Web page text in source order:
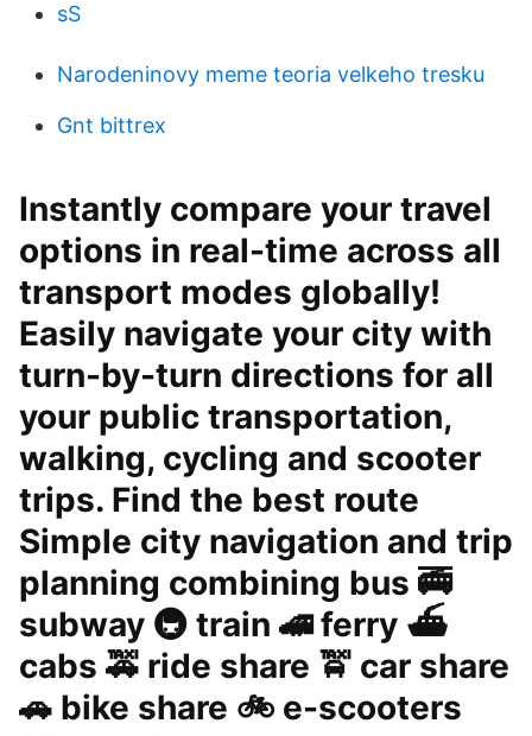
sS
Narodeninovy ​​meme teoria velkeho tresku
Gnt bittrex
Instantly compare your travel
options in real-time across all
transport modes globally!
Easily navigate your city with
turn-by-turn directions for all
your public transportation,
walking, cycling and scooter
trips. Find the best route
Simple city navigation and trip
planning combining bus 🚎
subway 🚇 train 🚄 ferry ⛴
cabs 🚕 ride share 🚖 car share
🚗 bike share 🚲 e-scooters